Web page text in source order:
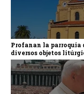
Profanan la parroquia
diversos objetos